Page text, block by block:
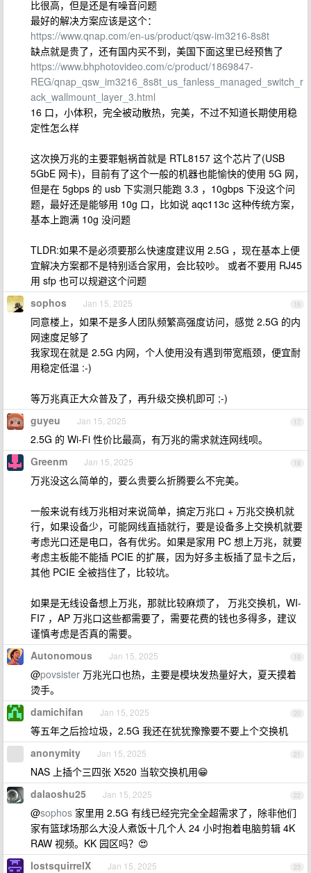
比很高，但是还是有噪音问题
最好的解决方案应该是这个：
https://www.qnap.com/en-us/product/qsw-im3216-8s8t
缺点就是贵了，还有国内买不到，美国下面这里已经预售了
https://www.bhphotovideo.com/c/product/1869847-
REG/qnap_qsw_im3216_8s8t_us_fanless_managed_switch_r
ack_wallmount_layer_3.html
16 口，小体积，完全被动散热，完美，不过不知道长期使用稳
定性怎么样
这次换万兆的主要罪魁祸首就是 RTL8157 这个芯片了(USB
5GbE 网卡)，目前有了这个一般的机器也能愉快的使用 5G 网，
但是在 5gbps 的 usb 下实测只能跑 3.3 ，10gbps 下没这个问
题，最好还是能够用 10g 口，比如说 aqc113c 这种传统方案，
基本上跑满 10g 没问题
TLDR:如果不是必须要那么快速度建议用 2.5G ，现在基本上便
宜解决方案都不是特别适合家用，会比较吵。 或者不要用 RJ45
用 sfp 也可以规避这个问题
16
sophos Jan 15, 2025
同意楼上，如果不是多人团队频繁高强度访问，感觉 2.5G 的内
网速度足够了
我家现在就是 2.5G 内网，个人使用没有遇到带宽瓶颈，便宜耐
用稳定低温 :-)
等万兆真正大众普及了，再升级交换机即可 ;-)
17
guyeu Jan 15, 2025
2.5G 的 Wi-Fi 性价比最高，有万兆的需求就连网线呗。
18
Greenm Jan 15, 2025
万兆没这么简单的，要么贵要么折腾要么不完美。
一般来说有线万兆相对来说简单，搞定万兆口 + 万兆交换机就
行，如果设备少，可能网线直插就行，要是设备多上交换机就要
考虑光口还是电口，各有优劣。如果是家用 PC 想上万兆，就要
考虑主板能不能插 PCIE 的扩展，因为好多主板插了显卡之后，
其他 PCIE 全被挡住了，比较坑。
如果是无线设备想上万兆，那就比较麻烦了， 万兆交换机，WI-
FI7 ，AP 万兆口这些都需要了，需要花费的钱也多得多，建议
谨慎考虑是否真的需要。
19
Autonomous Jan 15, 2025
@povsister 万兆光口也热，主要是模块发热量好大，夏天摸着
烫手。
20
damichifan Jan 15, 2025
等五年之后捡垃圾，2.5G 我还在犹犹豫豫要不要上个交换机
21
anonymity Jan 15, 2025
NAS 上插个三四张 X520 当软交换机用😁
22
dalaoshu25 Jan 15, 2025
@sophos 家里用 2.5G 有线已经完完全全超需求了，除非他们
家有篮球场那么大没人煮饭十几个人 24 小时抱着电脑剪辑 4K
RAW 视频。KK 园区吗？😍
23
lostsquirrelX Jan 15, 2025